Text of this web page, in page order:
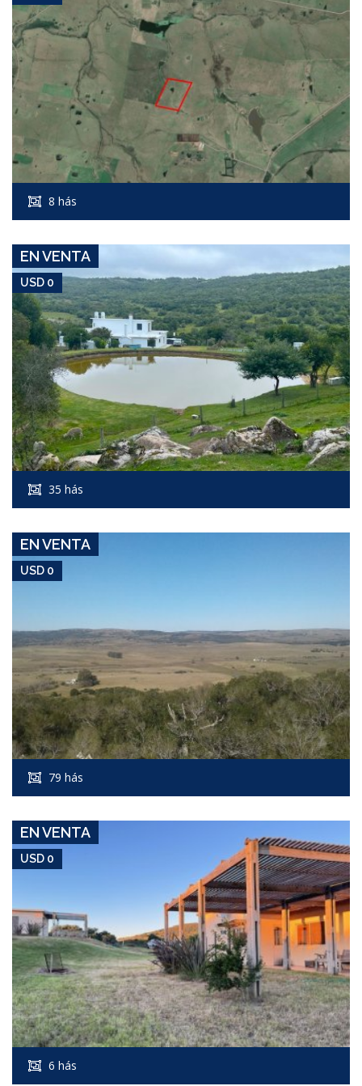
8 hás
USD 0
Campo #5877
EN VENTA
USD 0
35 hás
USD 0
Campo #6075
EN VENTA
USD 0
79 hás
USD 0
Campo #6318
EN VENTA
USD 0
6 hás
USD 0
Campo #6595